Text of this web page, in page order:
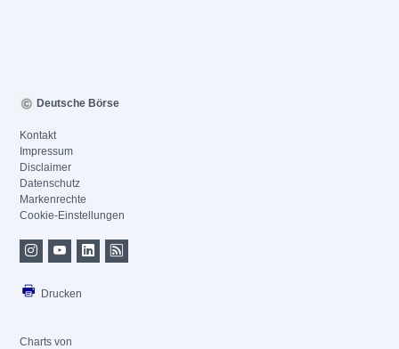
Deutsche Börse
Kontakt
Impressum
Disclaimer
Datenschutz
Markenrechte
Cookie-Einstellungen
Drucken
Charts von